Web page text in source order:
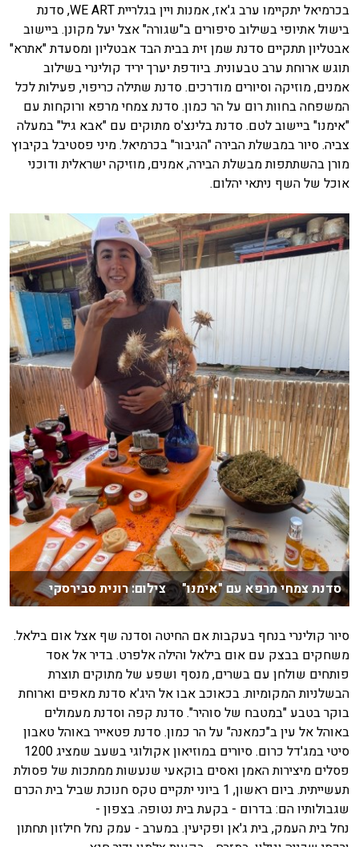
בכרמיאל יתקיימו ערב ג'אז, אמנות ויין בגלריית WE ART, סדנת
בישול אתיופי בשילוב סיפורים ב"שגורה" אצל יעל מקונן. ביישוב
אבטליון תתקיים סדנת שמן זית בבית הבד אבטליון ומסעדת "אתרא"
תוגש ארוחת ערב טבעונית. ביודפת יערך יריד קולינרי בשילוב
אמנים, מוזיקה וסיורים מודרכים. סדנת שתילה כריפוי, פעילות לכל
המשפחה בחוות רום על הר כמון. סדנת צמחי מרפא ורוקחות עם
"אימנו" ביישוב לטם. סדנת בלינצ'ס מתוקים עם "אבא גיל" במעלה
צביה. סיור במבשלת הבירה "הגיבור" בכרמיאל. מיני פסטיבל בקיבוץ
מורן בהשתתפות מבשלת הבירה, אמנים, מוזיקה ישראלית ודוכני
אוכל של השף ניתאי יהלום.
סדנת צמחי מרפא עם "אימנו" צילום: רונית סבירסקי
סיור קולינרי בנחף בעקבות אם החיטה וסדנה שף אצל אום בילאל.
משחקים בבצק עם אום בילאל והילה אלפרט. בדיר אל אסד
פותחים שולחן עם בשרים, מנסף ושפע של מתוקים תוצרת
הבשלניות המקומיות. בכאוכב אבו אל היג'א סדנת מאפים וארוחת
בוקר בטבע "במטבח של סוהיר". סדנת קפה וסדנת מעמולים
באוהל אל עין ב"כמאנה" על הר כמון. סדנת פטאייר באוהל טאבון
סיטי במג'דל כרום. סיורים במוזיאון אקולוגי בשעב שמציג 1200
פסלים מיצירות האמן ואסים בוקאעי שנעשות ממתכות של פסולת
תעשייתית. ביום ראשון, 1 ביוני יתקיים טקס חנוכת שביל בית הכרם
שגבולותיו הם: בדרום - בקעת בית נטופה. בצפון -
נחל בית העמק, בית ג'אן ופקיעין. במערב - עמק נחל חילזון תחתון